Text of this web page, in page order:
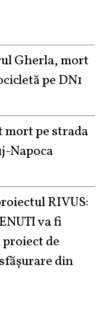
Gherla, mort
pe DN1
mort pe strada
Napoca
RIVUS:
va fi
de
din